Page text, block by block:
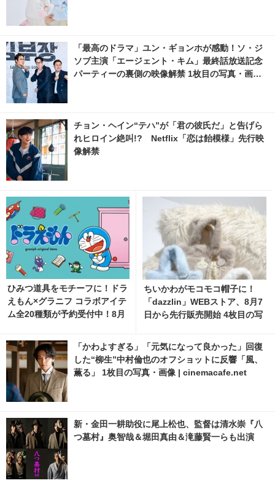
「最高のドラマ」ユン・ギョンホが感動！ソ・ジ
ソブ主演「エージェント・キム」最終話放送記念
パーティーの裏側の映像解禁 1枚目の写真・画像 |
チョン・ヘイン“テハ”が「君の彼氏だ」と告げら
れヒロイン絶叫!? Netflix「恋は飴模様」先行映
像解禁
ひみつ道具をモチーフに！ドラ
えもん×グラニフ コラボアイテ
ム全20種類が予約受付中！8月
像 | cinemacafe.net
ちいかわがモコモコ帽子に！
「dazzlin」WEBストア、8月7
日から先行販売開始 4枚目の写
「かわよすぎる」「元気になって良かった」回復
した“柳生”中村倫也のオフショットに反響「風、
薫る」 1枚目の写真・画像 | cinemacafe.net
新・金田一耕助役に尾上松也、監督は清水崇『八
つ墓村』奥智哉＆堀田真由＆滝藤賢一らも出演